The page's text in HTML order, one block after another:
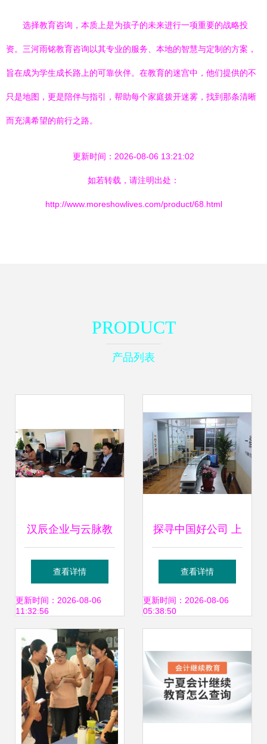
选择教育咨询，本质上是为孩子的未来进行一项重要的战略投
资。三河雨铭教育咨询以其专业的服务、本地的智慧与定制的方案，
旨在成为学生成长路上的可靠伙伴。在教育的迷宫中，他们提供的不
只是地图，更是陪伴与指引，帮助每个家庭拨开迷雾，找到那条清晰
而充满希望的前行之路。
更新时间：2026-08-06 13:21:02
如若转载，请注明出处：
http://www.moreshowlives.com/product/68.html
PRODUCT
产品列表
汉辰企业与云脉教
育合力共推教育信
息化事业
查看详情
更新时间：2026-08-06
11:32:56
探寻中国好公司 上
海一指教育信息咨
询的办公环境解读
查看详情
更新时间：2026-08-06
05:38:50